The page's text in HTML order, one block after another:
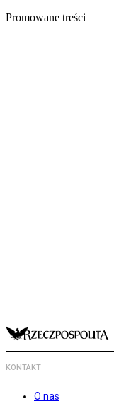
Promowane treści
KONTAKT
O nas